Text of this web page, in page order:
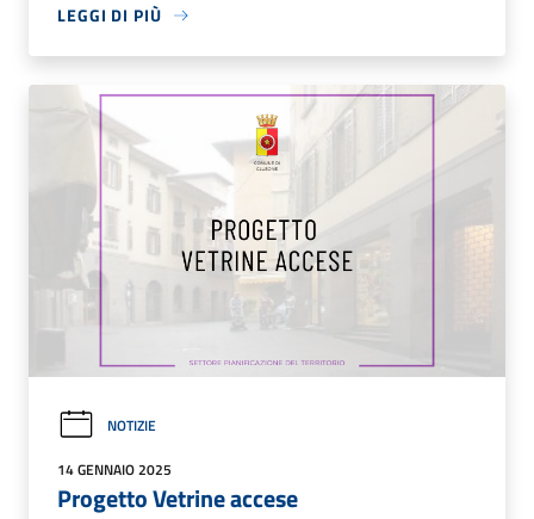
LEGGI DI PIÙ
NOTIZIE
14 GENNAIO 2025
Progetto Vetrine accese